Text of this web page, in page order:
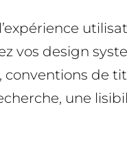
vos design
de
une